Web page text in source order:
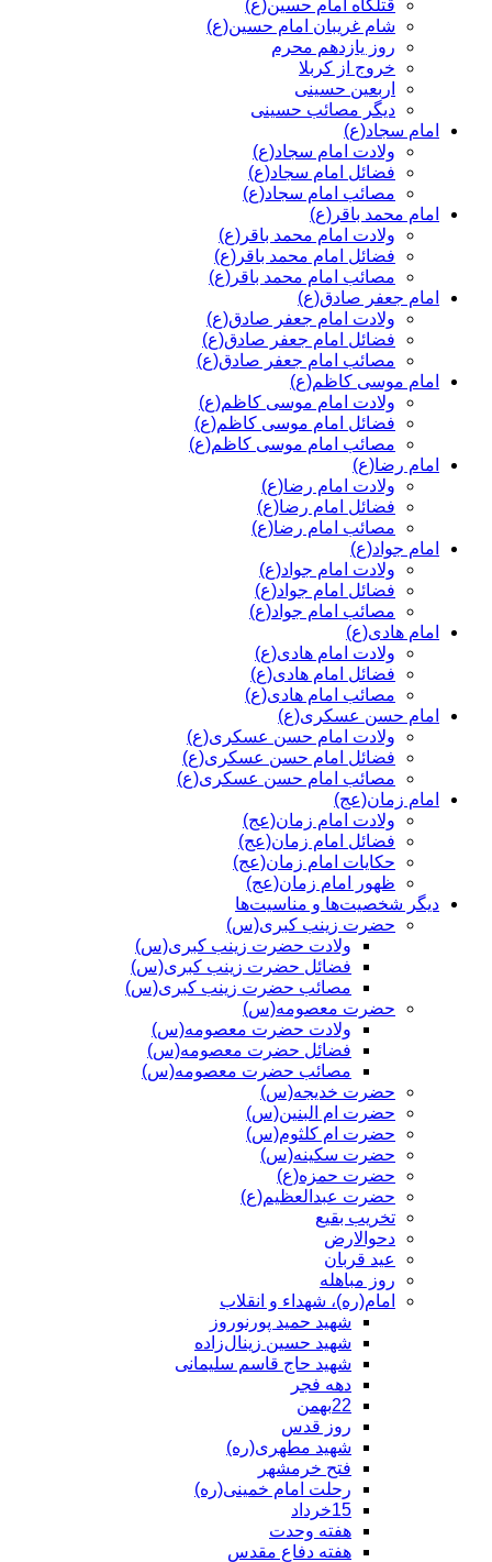
قتلگاه امام حسین(ع)
شام غریبان امام حسین(ع)
روز یازدهم محرم
خروج از کربلا
اربعین حسینی
دیگر مصائب حسینی
امام سجاد(ع)
ولادت امام سجاد(ع)
فضائل امام سجاد(ع)
مصائب امام سجاد(ع)
امام محمد باقر(ع)
ولادت امام محمد باقر(ع)
فضائل امام محمد باقر(ع)
مصائب امام محمد باقر(ع)
امام جعفر صادق(ع)
ولادت امام جعفر صادق(ع)
فضائل امام جعفر صادق(ع)
مصائب امام جعفر صادق(ع)
امام موسی کاظم(ع)
ولادت امام موسی کاظم(ع)
فضائل امام موسی کاظم(ع)
مصائب امام موسی کاظم(ع)
امام رضا(ع)
ولادت امام رضا(ع)
فضائل امام رضا(ع)
مصائب امام رضا(ع)
امام جواد(ع)
ولادت امام جواد(ع)
فضائل امام جواد(ع)
مصائب امام جواد(ع)
امام هادی(ع)
ولادت امام هادی(ع)
فضائل امام هادی(ع)
مصائب امام هادی(ع)
امام حسن عسکری(ع)
ولادت امام حسن عسکری(ع)
فضائل امام حسن عسکری(ع)
مصائب امام حسن عسکری(ع)
امام زمان(عج)
ولادت امام زمان(عج)
فضائل امام زمان(عج)
حکایات امام زمان(عج)
ظهور امام زمان(عج)
دیگر شخصیت‌ها و مناسیت‌ها
حضرت زینب کبری(س)
ولادت حضرت زینب کبری(س)
فضائل حضرت زینب کبری(س)
مصائب حضرت زینب کبری(س)
حضرت معصومه(س)
ولادت حضرت معصومه(س)
فضائل حضرت معصومه(س)
مصائب حضرت معصومه(س)
حضرت خدیجه(س)
حضرت ام البنین(س)
حضرت ام کلثوم(س)
حضرت سکینه(س)
حضرت حمزه(ع)
حضرت عبدالعظیم(ع)
تخریب بقیع
دحوالارض
عید قربان
روز مباهله
امام(ره)، شهداء و انقلاب
شهید حمید پورنوروز
شهید حسین زینال‌زاده
شهید حاج قاسم سلیمانی
دهه فجر
22بهمن
روز قدس
شهید مطهری(ره)
فتح خرمشهر
رحلت امام خمینی(ره)
15خرداد
هفته وحدت
هفته دفاع مقدس